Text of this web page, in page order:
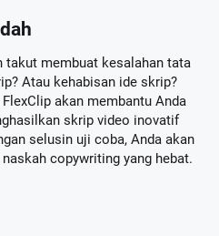
takut membuat kesalahan tata
Atau kehabisan ide skrip?
akan membantu Anda
skrip video inovatif
selusin uji coba, Anda akan
copywriting yang hebat.